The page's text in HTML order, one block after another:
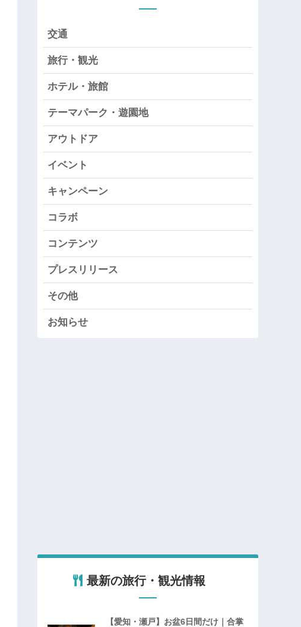
交通
旅行・観光
ホテル・旅館
テーマパーク・遊園地
アウトドア
イベント
キャンペーン
コラボ
コンテンツ
プレスリリース
その他
お知らせ
最新の旅行・観光情報
【愛知・瀬戸】お盆6日間だけ｜合掌